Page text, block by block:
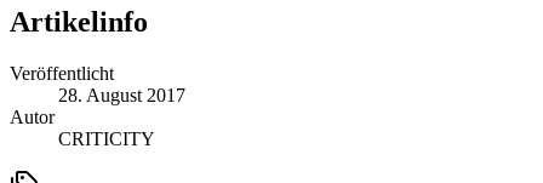
Artikelinfo
Veröffentlicht
28. August 2017
Autor
CRITICITY